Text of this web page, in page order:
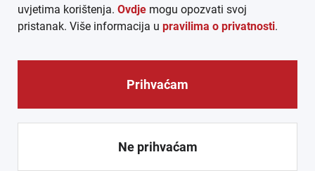
© CROEXPRESS │ INFORMATIVNI MEDIJ HRVATA IZVAN
REPUBLIKE HRVATSKE 2026.
uvjetima korištenja. Ovdje mogu opozvati svoj
pristanak. Više informacija u pravilima o privatnosti.
Prihvaćam
Ne prihvaćam